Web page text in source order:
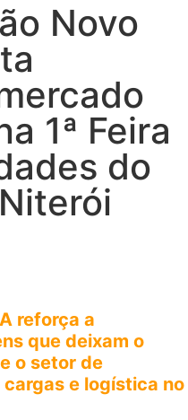
Novo
1ª Feira
do
reforça a
que deixam o
o setor de
e logística no